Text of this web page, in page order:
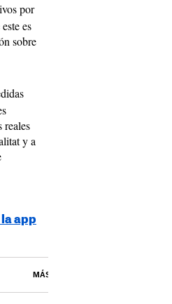
por
es
sobre
reales
y a
app
MÁS